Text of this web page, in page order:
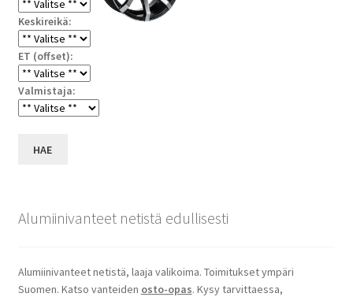
Keskireikä:
ET (offset):
Valmistaja:
HAE
Alumiinivanteet netistä edullisesti
Alumiinivanteet netistä, laaja valikoima. Toimitukset ympäri
Suomen. Katso vanteiden osto-opas. Kysy tarvittaessa,